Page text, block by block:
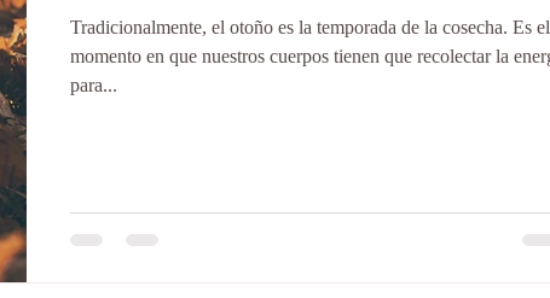
Tradicionalmente, el otoño es la temporada de la cosecha. Es el
momento en que nuestros cuerpos tienen que recolectar la energía
para...